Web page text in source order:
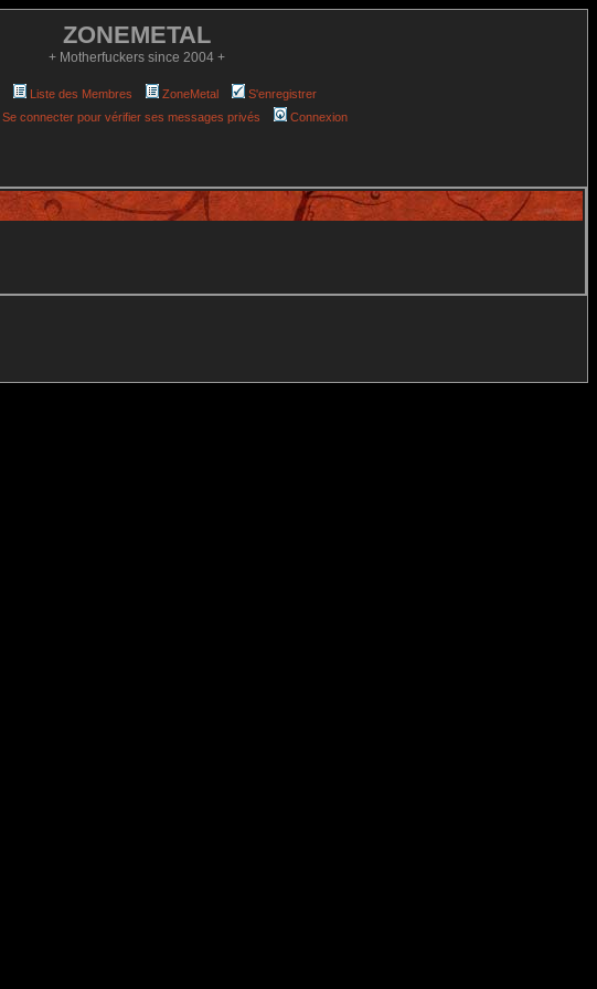
ZONEMETAL
+ Motherfuckers since 2004 +
Liste des Membres ZoneMetal
S'enregistrer
Se connecter pour vérifier ses messages privés Connexion